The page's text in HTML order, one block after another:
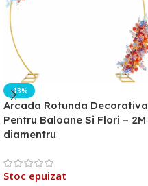
-13%
Arcada Rotunda Decorativa
Pentru Baloane Si Flori – 2M
diamentru
Stoc epuizat